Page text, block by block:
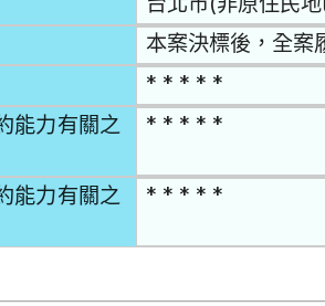
本案決標後，全案
* * * * *
能力有關之
* * * * *
能力有關之
* * * * *